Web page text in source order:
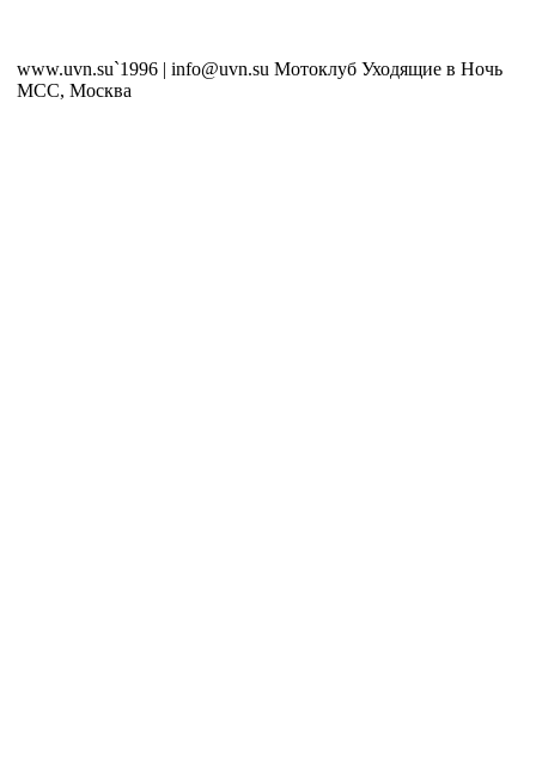
www.uvn.su`1996 | info@uvn.su Мотоклуб Уходящие в Ночь
MCC, Москва